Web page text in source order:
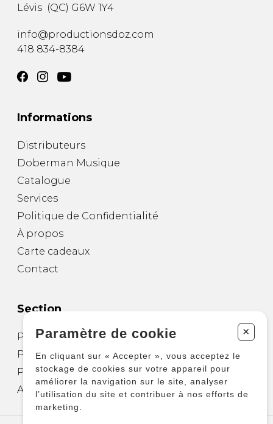
Lévis (QC) G6W 1Y4
info@productionsdoz.com
418 834-8384
Informations
Distributeurs
Doberman Musique
Catalogue
Services
Politique de Confidentialité
À propos
Carte cadeaux
Contact
Section
Partitions pour guitare
Partitions pour autres instruments
Partitions pour ensembles
Autres produits
Paramètre de cookie +
En cliquant sur « Accepter », vous acceptez le
stockage de cookies sur votre appareil pour
améliorer la navigation sur le site, analyser
l’utilisation du site et contribuer à nos efforts de
marketing.